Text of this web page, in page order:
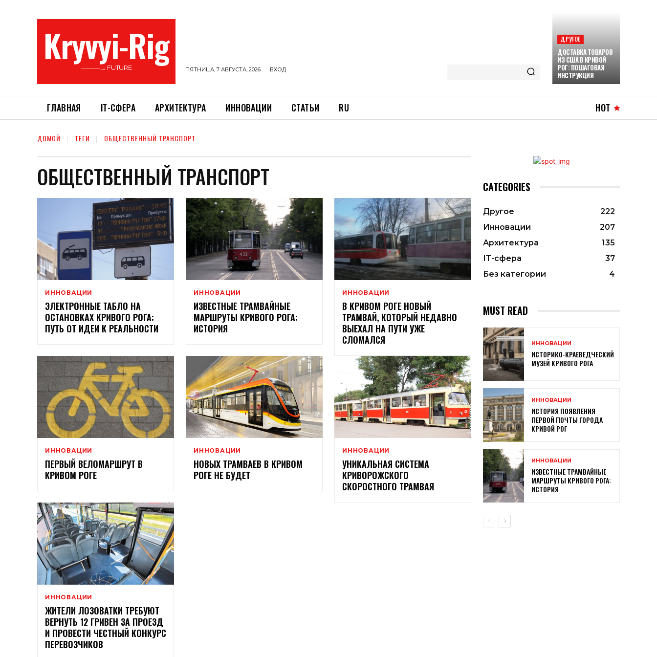
Kryvyi-Rig
———→ FUTURE ПЯТНИЦА, 7 АВГУСТА, 2026 ВХОД
ДРУГОЕ
ДОСТАВКА ТОВАРОВ
ИЗ США В КРИВОЙ
РОГ: ПОШАГОВАЯ
ИНСТРУКЦИЯ
ГЛАВНАЯ ІТ-СФЕРА АРХИТЕКТУРА ИННОВАЦИИ СТАТЬИ RU HOT
ДОМОЙ ТЕГИ ОБЩЕСТВЕННЫЙ ТРАНСПОРТ
ОБЩЕСТВЕННЫЙ ТРАНСПОРТ
ИННОВАЦИИ
ЭЛЕКТРОННЫЕ ТАБЛО НА
ОСТАНОВКАХ КРИВОГО РОГА:
ПУТЬ ОТ ИДЕИ К РЕАЛЬНОСТИ
ИННОВАЦИИ
ИЗВЕСТНЫЕ ТРАМВАЙНЫЕ
МАРШРУТЫ КРИВОГО РОГА:
ИСТОРИЯ
ИННОВАЦИИ
В КРИВОМ РОГЕ НОВЫЙ
ТРАМВАЙ, КОТОРЫЙ НЕДАВНО
ВЫЕХАЛ НА ПУТИ УЖЕ
СЛОМАЛСЯ
ИННОВАЦИИ
ПЕРВЫЙ ВЕЛОМАРШРУТ В
КРИВОМ РОГЕ
ИННОВАЦИИ
НОВЫХ ТРАМВАЕВ В КРИВОМ
РОГЕ НЕ БУДЕТ
ИННОВАЦИИ
УНИКАЛЬНАЯ СИСТЕМА
КРИВОРОЖСКОГО
СКОРОСТНОГО ТРАМВАЯ
ИННОВАЦИИ
ЖИТЕЛИ ЛОЗОВАТКИ ТРЕБУЮТ
ВЕРНУТЬ 12 ГРИВЕН ЗА ПРОЕЗД
И ПРОВЕСТИ ЧЕСТНЫЙ КОНКУРС
ПЕРЕВОЗЧИКОВ
CATEGORIES
Другое
222
Инновации
207
Архитектура
135
ІТ-сфера
37
Без категории
4
MUST READ
ИННОВАЦИИ
ИСТОРИКО-КРАЕВЕДЧЕСКИЙ
МУЗЕЙ КРИВОГО РОГА
ИННОВАЦИИ
ИСТОРИЯ ПОЯВЛЕНИЯ
ПЕРВОЙ ПОЧТЫ ГОРОДА
КРИВОЙ РОГ
ИННОВАЦИИ
ИЗВЕСТНЫЕ ТРАМВАЙНЫЕ
МАРШРУТЫ КРИВОГО РОГА:
ИСТОРИЯ